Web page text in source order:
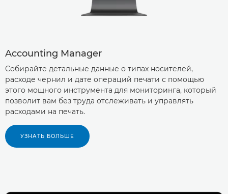
Accounting Manager
Собирайте детальные данные о типах носителей,
расходе чернил и дате операций печати с помощью
этого мощного инструмента для мониторинга, который
позволит вам без труда отслеживать и управлять
расходами на печать.
УЗНАТЬ БОЛЬШЕ